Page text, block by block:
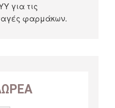
για τις
φαρμάκων.